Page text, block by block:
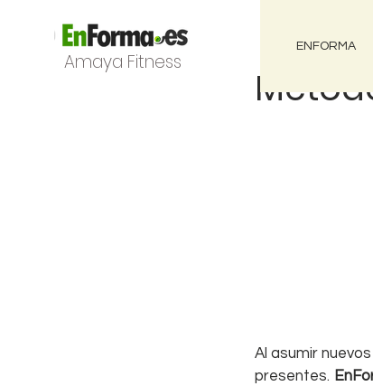
Amaya Fitness
ENFORMA
Al asumir
presentes.